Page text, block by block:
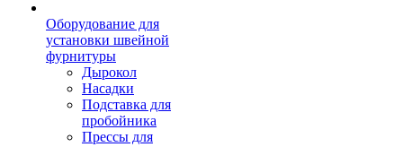
Оборудование для
установки швейной
фурнитуры
Дырокол
Насадки
Подставка для
пробойника
Прессы для